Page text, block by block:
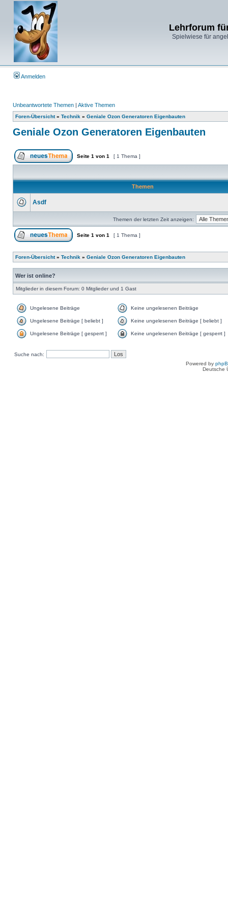
Lehrforum
Spielwiese für
Anmelden
Unbeantwortete Themen | Aktive Themen
Foren-Übersicht» Technik » Geniale Ozon Generatoren Eigenbauten
Geniale Ozon Generatoren Eigenbauten
Seite 1 von 1 [ 1 Thema ]
Themen
Asdf
Themen der letzten Zeit anzeigen:
Seite 1 von 1 [ 1 Thema ]
Foren-Übersicht» Technik » Geniale Ozon Generatoren Eigenbauten
Wer ist online?
Mitglieder in diesem Forum: 0 Mitglieder und 1 Gast
Ungelesene Beiträge Keine ungelesenen Beiträge
Ungelesene Beiträge [ beliebt ] Keine ungelesenen Beiträge [ beliebt ]
Ungelesene Beiträge [ gesperrt ] Keine ungelesenen Beiträge [ gesperrt ]
Suche nach:
Powered by
Deutsche